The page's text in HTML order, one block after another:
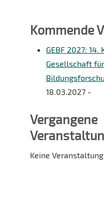
Kommende
GEBF 2027: 14.
Gesellschaft
18.03.2027 -
Vergangene
Keine